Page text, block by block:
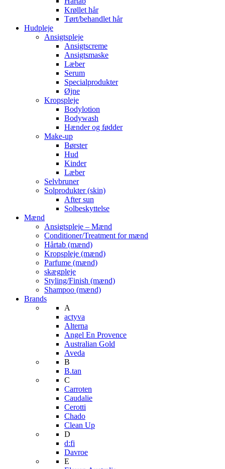
Krøllet hår
Tørt/behandlet hår
Hudpleje
Ansigtspleje
Ansigtscreme
Ansigtsmaske
Læber
Serum
Specialprodukter
Øjne
Kropspleje
Bodylotion
Bodywash
Hænder og fødder
Make-up
Børster
Hud
Kinder
Læber
Selvbruner
Solprodukter (skin)
After sun
Solbeskyttelse
Mænd
Ansigtspleje – Mænd
Conditioner/Treatment for mænd
Hårtab (mænd)
Kropspleje (mænd)
Parfume (mænd)
skægpleje
Styling/Finish (mænd)
Shampoo (mænd)
Brands
A
actyva
Alterna
Angel En Provence
Australian Gold
Aveda
B
B.tan
C
Carroten
Caudalie
Cerotti
Chado
Clean Up
D
d:fi
Davroe
E